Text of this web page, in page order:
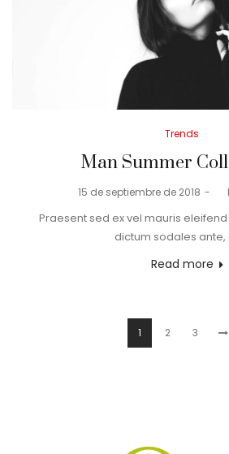
Posted
Trends
Man Summer
Posted
15 de septiembre de 2018
Praesent sed ex vel mauris
dictum sodales ante,
Read more
1 2 3